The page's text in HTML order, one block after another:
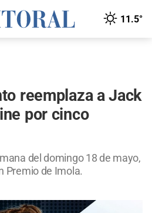
11.5°
reemplaza a Jack
por cinco
del domingo 18 de mayo,
Premio de Imola.